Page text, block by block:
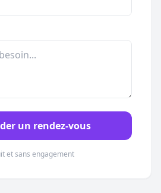
un rendez-vous
et sans engagement